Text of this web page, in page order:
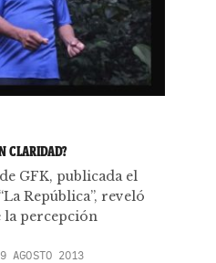
CLARIDAD?
GFK, publicada el
República”, reveló
la percepción
AGOSTO 2013